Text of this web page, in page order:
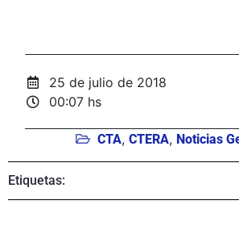
25 de julio de 2018
00:07 hs
CTA, CTERA, Noticias
Etiquetas: